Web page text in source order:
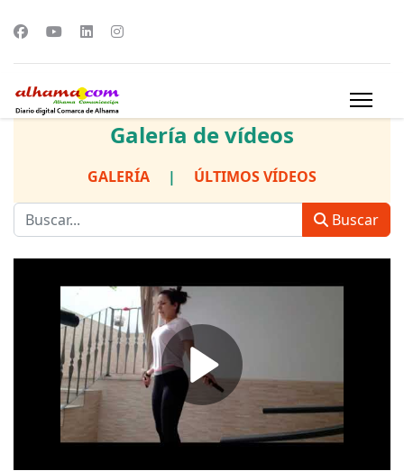
Galería de vídeos
GALERÍA | ÚLTIMOS VÍDEOS
Buscar